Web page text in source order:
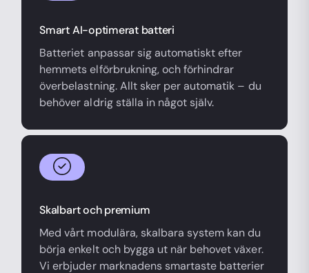
Smart AI-optimerat batteri
Batteriet anpassar sig automatiskt efter
hemmets elförbrukning, och förhindrar
överbelastning. Allt sker per automatik – du
behöver aldrig ställa in något själv.
Skalbart och premium
Med vårt modulära, skalbara system kan du
börja enkelt och bygga ut när behovet växer.
Vi erbjuder marknadens smartaste batterier